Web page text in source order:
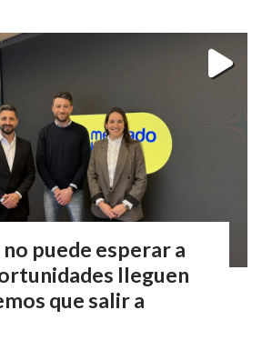
puede esperar a
lleguen
que salir a